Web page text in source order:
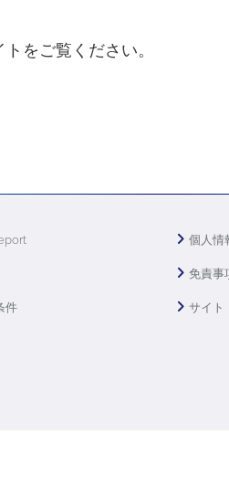
をご覧ください。
件
個人情
免責事
サイト